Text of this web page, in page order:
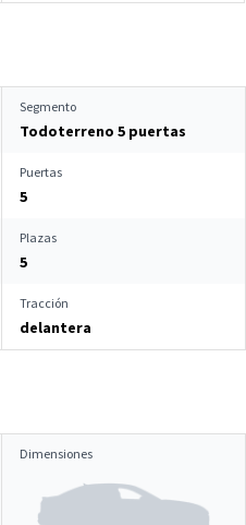
Segmento
Todoterreno 5 puertas
Puertas
5
Plazas
5
Tracción
delantera
Dimensiones